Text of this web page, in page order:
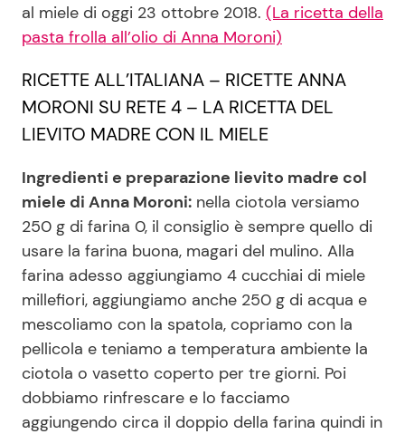
Seguici
Info
Chi siamo
Disclaimer e Privacy
Redazione
Contattaci
Pubblicità
Privacy Policy
al miele di oggi 23 ottobre 2018. (La ricetta della
pasta frolla all’olio di Anna Moroni)
RICETTE ALL’ITALIANA – RICETTE ANNA
MORONI SU RETE 4 – LA RICETTA DEL
LIEVITO MADRE CON IL MIELE
Ingredienti e preparazione lievito madre col
miele di Anna Moroni: nella ciotola versiamo
250 g di farina 0, il consiglio è sempre quello di
usare la farina buona, magari del mulino. Alla
farina adesso aggiungiamo 4 cucchiai di miele
millefiori, aggiungiamo anche 250 g di acqua e
mescoliamo con la spatola, copriamo con la
pellicola e teniamo a temperatura ambiente la
ciotola o vasetto coperto per tre giorni. Poi
dobbiamo rinfrescare e lo facciamo
aggiungendo circa il doppio della farina quindi in